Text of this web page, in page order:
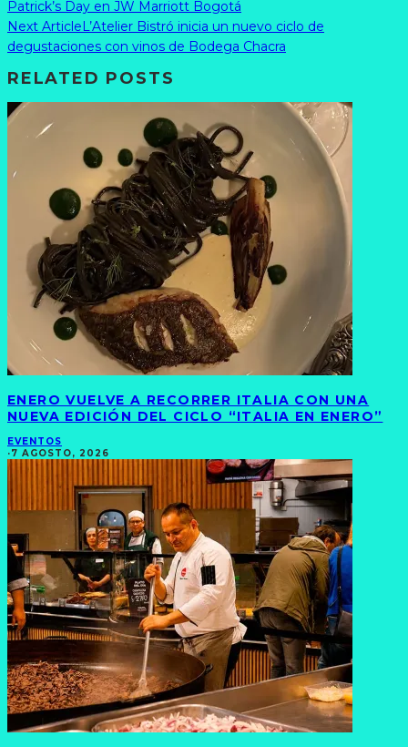
Patrick’s Day en JW Marriott Bogotá
Next ArticleL’Atelier Bistró inicia un nuevo ciclo de
degustaciones con vinos de Bodega Chacra
RELATED POSTS
ENERO VUELVE A RECORRER ITALIA CON UNA
NUEVA EDICIÓN DEL CICLO “ITALIA EN ENERO”
EVENTOS
·7 AGOSTO, 2026